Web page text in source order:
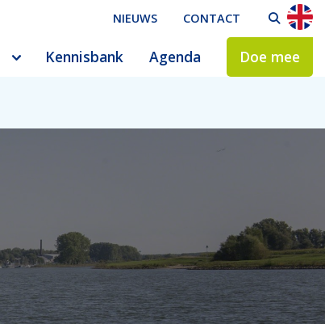
NIEUWS CONTACT
Kennisbank Agenda Doe mee